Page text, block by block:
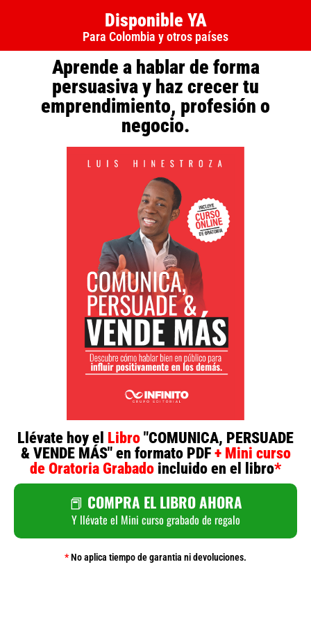
Disponible YA
Para Colombia y otros países
Aprende a hablar de forma
persuasiva y haz crecer tu
emprendimiento, profesión o
negocio.
Llévate hoy el Libro "COMUNICA, PERSUADE
& VENDE MÁS" en formato PDF+ Mini curso
de Oratoria Grabado incluido en el libro*
📕 COMPRA EL LIBRO AHORA
Y llévate el Mini curso grabado de regalo
*No aplica tiempo de garantia ni devoluciones.